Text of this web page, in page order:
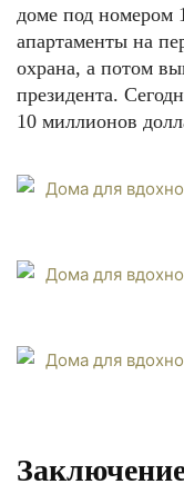
доме под номером
апартаменты на
охрана, а потом
президента.
10 миллионов